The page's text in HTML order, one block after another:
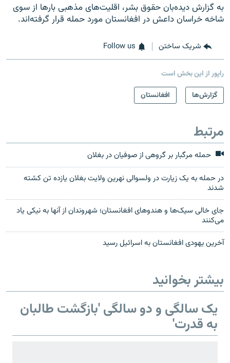
به گزارش دیده‌بان حقوق بشر، اقلیت‌های مذهبی بارها از سوی
شاخه خراسان داعش در افغانستان مورد حمله قرار گرفته‌اند.
شریک ساختن Follow us
راپور از این بخش است
گزارش‌ها
افغانستان
مرتبط
حمله مرگبار بر گروهی از صوفیان در بغلان
در حمله به یک زیارت در ولسوالی نهرین ولایت بغلان یازده تن کشته
شدند
جای خالی سیک‌ها و هندوهای افغانستان؛ شهروندان از آنها به نیکی یاد
می‌کنند
آخرین یهودی افغانستان به اسرائیل رسید
بیشتر بخوانید
یک سالگی و دو سالگی 'بازگشت طالبان
به قدرت'